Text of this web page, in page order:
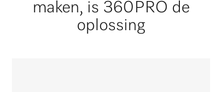
maken, is 360PRO de
oplossing